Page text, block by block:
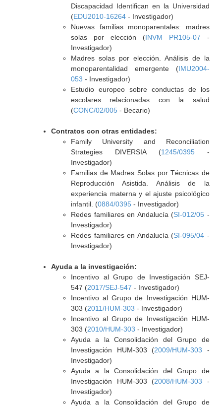
Discapacidad Identifican en la Universidad
(EDU2010-16264- Investigador)
Nuevas familias monoparentales: madres
solas por elección (INVM PR105-07 -
Investigador)
Madres solas por elección. Análisis de la
monoparentalidad emergente (IMU2004-
053 - Investigador)
Estudio europeo sobre conductas de los
escolares relacionadas con la salud
(CONC/02/005- Becario)
Contratos con otras entidades:
Family University and Reconciliation
Strategies DIVERSIA (1245/0395-
Investigador)
Familias de Madres Solas por Técnicas de
Reproducción Asistida. Análisis de la
experiencia materna y el ajuste psicológico
infantil. (0884/0395- Investigador)
Redes familiares en Andalucía (SI-012/05 -
Investigador)
Redes familiares en Andalucía (SI-095/04 -
Investigador)
Ayuda a la investigación:
Incentivo al Grupo de Investigación SEJ-
547 (2017/SEJ-547 - Investigador)
Incentivo al Grupo de Investigación HUM-
303 (2011/HUM-303 - Investigador)
Incentivo al Grupo de Investigación HUM-
303 (2010/HUM-303 - Investigador)
Ayuda a la Consolidación del Grupo de
Investigación HUM-303 (2009/HUM-303 -
Investigador)
Ayuda a la Consolidación del Grupo de
Investigación HUM-303 (2008/HUM-303 -
Investigador)
Ayuda a la Consolidación del Grupo de